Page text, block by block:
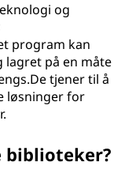
og
program kan
lagret på en måte
tjener til å
løsninger for
biblioteker?